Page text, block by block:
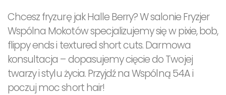
Chcesz fryzurę jak Halle Berry? W salonie Fryzjer
Wspólna Mokotów specjalizujemy się w pixie, bob,
flippy ends i textured short cuts. Darmowa
konsultacja – dopasujemy cięcie do Twojej
twarzy i stylu życia. Przyjdź na Wspólną 54A i
poczuj moc short hair!